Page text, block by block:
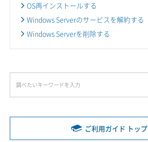
ご利用ガイド トップ
OS再インストールする
Windows Serverのサービスを解約する
Windows Serverを削除する